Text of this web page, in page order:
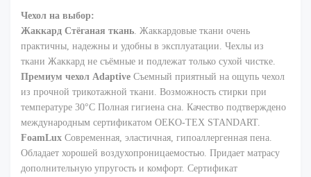
Чехол на выбор:
Жаккард Стёганая ткань . Жаккардовые ткани очень
практичны, надежны и удобны в эксплуатации. Чехлы из
ткани Жаккард не съёмные и подлежат только сухой чистке.
Премиум чехол Adaptive Съемный приятный на ощупь чехол
из прочной трикотажной ткани. Возможность стирки при
температуре 30°С Полная гигиена сна. Качество подтверждено
международным сертификатом OEKO-TEX STANDART.
FoamLux Современная, эластичная, гипоаллергенная пена.
Обладает хорошей воздухопроницаемостью. Придает матрасу
дополнительную упругость и комфорт. Сертификат